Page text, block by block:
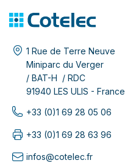
1 Rue de Terre Neuve
Miniparc du Verger
/ BAT-H / RDC
91940 LES ULIS - France
+33 (0)1 69 28 05 06
+33 (0)1 69 28 63 96
infos@cotelec.fr